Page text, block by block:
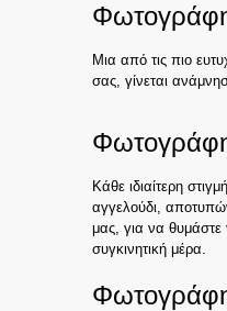
Μια από τις πιο
σας, γίνεται
Κάθε ιδιαίτερη
αγγελούδι,
μας, για να θυμάστε
συγκινητική μέρα.